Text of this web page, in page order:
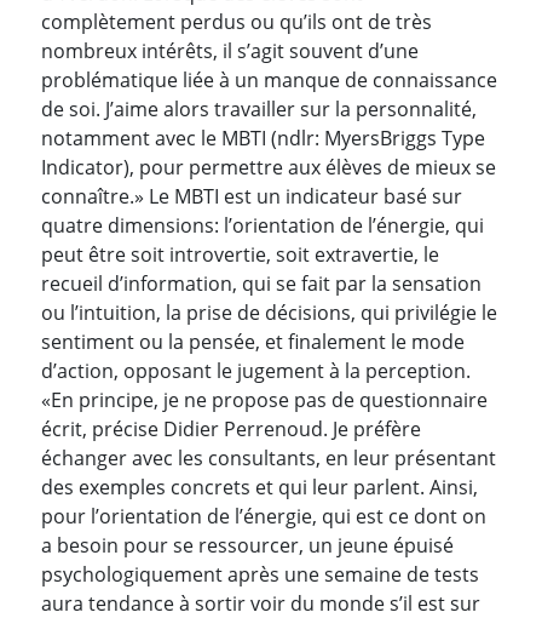
complètement perdus ou qu’ils ont de très
nombreux intérêts, il s’agit souvent d’une
problématique liée à un manque de connaissance
de soi. J’aime alors travailler sur la personnalité,
notamment avec le MBTI (ndlr: MyersBriggs Type
Indicator), pour permettre aux élèves de mieux se
connaître.» Le MBTI est un indicateur basé sur
quatre dimensions: l’orientation de l’énergie, qui
peut être soit introvertie, soit extravertie, le
recueil d’information, qui se fait par la sensation
ou l’intuition, la prise de décisions, qui privilégie le
sentiment ou la pensée, et finalement le mode
d’action, opposant le jugement à la perception.
«En principe, je ne propose pas de questionnaire
écrit, précise Didier Perrenoud. Je préfère
échanger avec les consultants, en leur présentant
des exemples concrets et qui leur parlent. Ainsi,
pour l’orientation de l’énergie, qui est ce dont on
a besoin pour se ressourcer, un jeune épuisé
psychologiquement après une semaine de tests
aura tendance à sortir voir du monde s’il est sur